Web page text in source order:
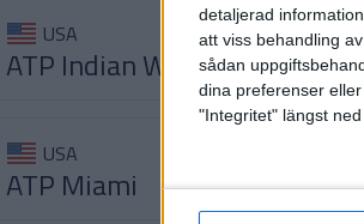
detaljerad
att viss behandling
sådan
dina preferenser
"Integritet" längst ned
USA
ATP Indian Wells
USA
ATP Miami